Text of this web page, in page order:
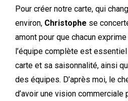
Pour créer notre carte, qui
environ, Christophe se
amont pour que chacun
l’équipe complète est
carte et sa saisonnalité, ainsi
des équipes. D’après moi, le
d’avoir une vision commerciale